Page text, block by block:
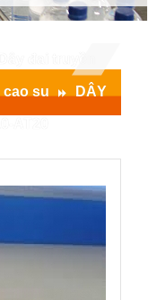
cao su DÂY